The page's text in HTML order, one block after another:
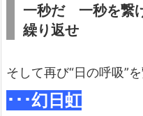
一秒だ 一秒を繋
繰り返せ
そして再び“日の呼吸”
･･･幻日虹